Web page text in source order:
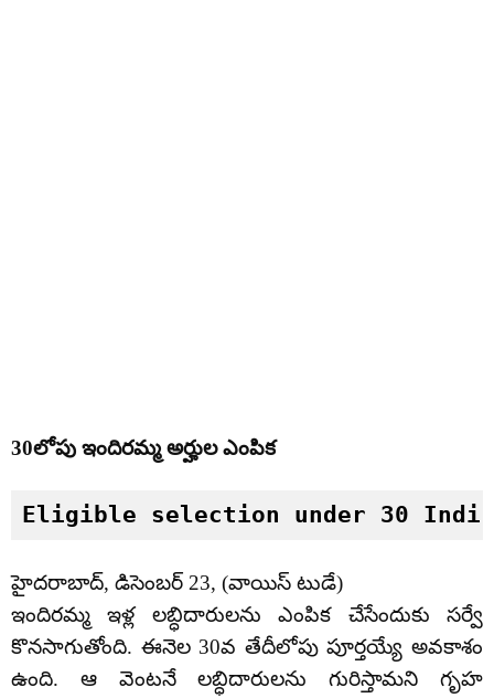
30లోపు ఇందిరమ్మ అర్హుల ఎంపిక
Eligible selection under 30
హైదరాబాద్, డిసెంబర్ 23, (వాయిస్ టుడే)
ఇందిరమ్మ ఇళ్ల లబ్ధిదారులను ఎంపిక చేసేందుకు సర్వే
కొనసాగుతోంది. ఈనెల 30వ తేదీలోపు పూర్తయ్యే అవకాశం
ఉంది. ఆ వెంటనే లబ్ధిదారులను గురిస్తామని గృహ